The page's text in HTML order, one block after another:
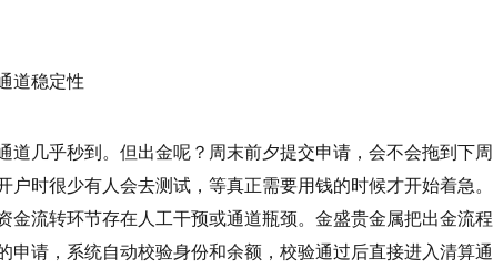
道稳定性
道几乎秒到。但出金呢？周末前夕提交申请，会不会拖到下周
时很少有人会去测试，等真正需要用钱的时候才开始着急。
金流转环节存在人工干预或通道瓶颈。金盛贵金属把出金流程
请，系统自动校验身份和余额，校验通过后直接进入清算通